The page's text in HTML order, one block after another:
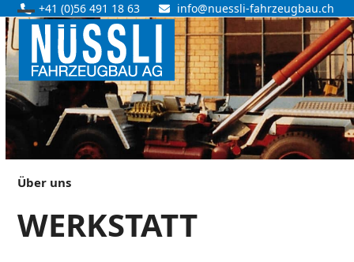
Skip
to
content
+41 (0)56 491 18 63 info@nuessli-fahrzeugbau.ch
Open
mobile
menu
Close
mobile
menu
Über uns
WERKSTATT